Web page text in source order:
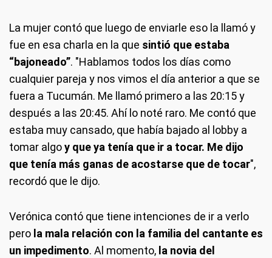
La mujer contó que luego de enviarle eso la llamó y
fue en esa charla en la que sintió que estaba
“bajoneado”. "Hablamos todos los días como
cualquier pareja y nos vimos el día anterior a que se
fuera a Tucumán. Me llamó primero a las 20:15 y
después a las 20:45. Ahí lo noté raro. Me contó que
estaba muy cansado, que había bajado al lobby a
tomar algoy que ya tenía que ir a tocar. Me dijo
que tenía más ganas de acostarse que de tocar",
recordó que le dijo.
Verónica contó que tiene intenciones de ir a verlo
pero la mala relación con la familia del cantante es
un impedimento. Al momento, la novia del